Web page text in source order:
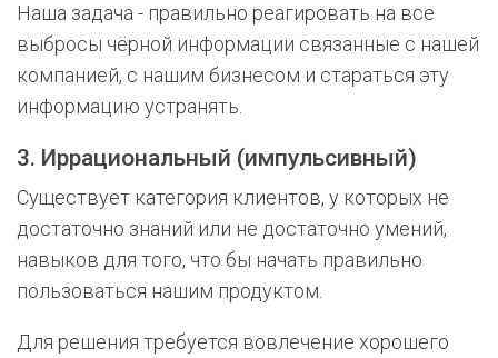
Наша задача - правильно реагировать на все
выбросы чёрной информации связанные с нашей
компанией, с нашим бизнесом и стараться эту
информацию устранять.
3. Иррациональный (импульсивный)
Существует категория клиентов, у которых не
достаточно знаний или не достаточно умений,
навыков для того, что бы начать правильно
пользоваться нашим продуктом.
Для решения требуется вовлечение хорошего